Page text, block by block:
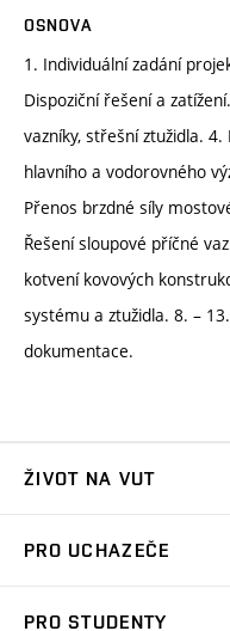
OSNOVA
1. Individuální zadání
Dispoziční řešení a
vazníky, střešní ztužidla.
hlavního a vodorovného
Přenos brzdné síly
Řešení sloupové příčné
kotvení kovových
systému a ztužidla. 8. –
dokumentace.
ŽIVOT NA VUT
Koleje
PRO UCHAZEČE
PRO STUDENTY